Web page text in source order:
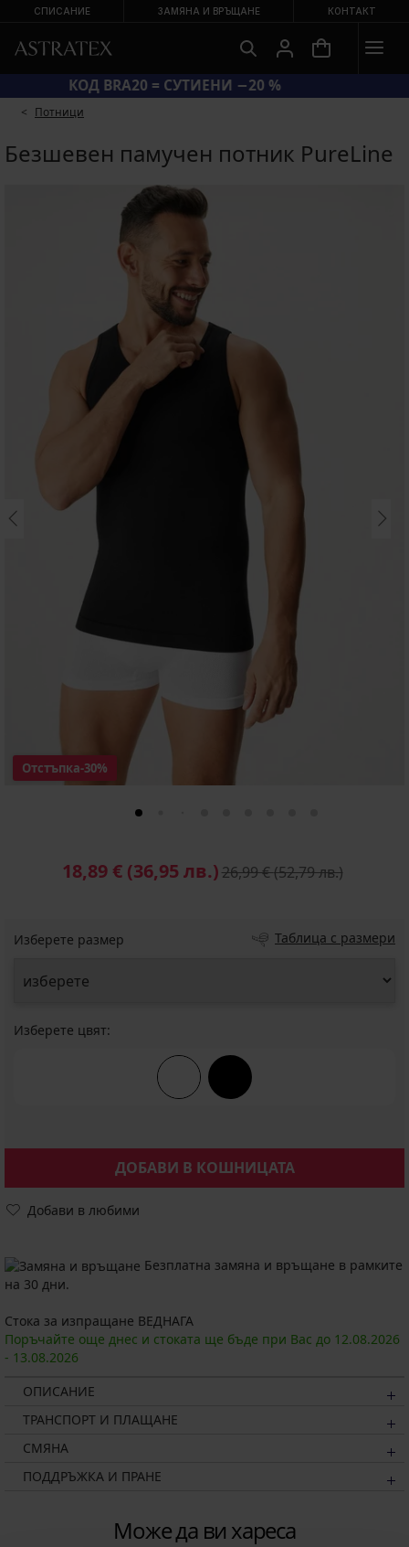
СПИСАНИЕ ЗАМЯНА И ВРЪЩАНЕ КОНТАКТ
КОД BRA20 = СУТИЕНИ −20 %
Потници
Безшевен памучен потник PureLine
Отстъпка-30%
18,89 € (36,95 лв.)26,99 €(52,79 лв.)
Изберете размер Таблица с размери
Изберете цвят:
ДОБАВИ В КОШНИЦАТА
Добави в любими
Безплатна замяна и връщане в рамките
на 30 дни.
Стока за изпращане ВЕДНАГА
Поръчайте още днес и стоката ще бъде при Вас до 12.08.2026
- 13.08.2026
ОПИСАНИЕ
ТРАНСПОРТ И ПЛАЩАНЕ
СМЯНА
ПОДДРЪЖКА И ПРАНЕ
Може да ви хареса